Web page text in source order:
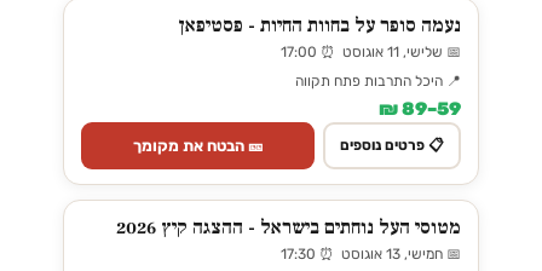
נעמה סופר על בחוות החיות - פסטיפאן
📅 שלישי, 11 אוגוסט ⏰ 17:00
📍 היכל התרבות פתח תקווה
59–89 ₪
📋 פרטים נוספים 🎫 הבטח את מקומך
מטוסי העל נוחתים בישראל - ההצגה קיץ 2026
📅 חמישי, 13 אוגוסט ⏰ 17:30